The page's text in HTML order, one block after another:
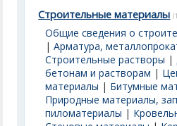
Строительные материалы
Общие сведения о
|Арматура,
Строительные растворы |
бетонам и растворам |
материалы | Битумные
Природные материалы,
пиломатериалы |